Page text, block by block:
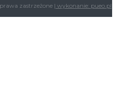
zastrzeżone | wykonanie: pueo.pl